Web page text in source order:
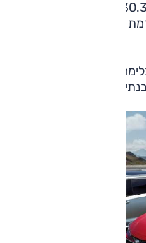
רמת הגימור, בהתאם לגודל
אוטונומית, בקרת שיוט
עמעום אוטומטי ועוד.